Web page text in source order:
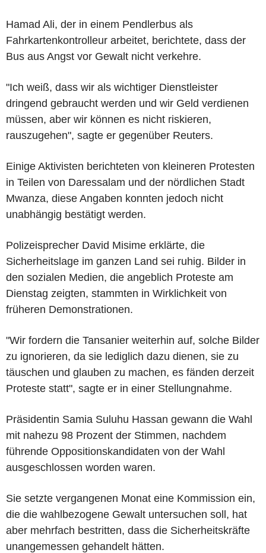
Hamad Ali, der in einem Pendlerbus als
Fahrkartenkontrolleur arbeitet, berichtete, dass der
Bus aus Angst vor Gewalt nicht verkehre.
"Ich weiß, dass wir als wichtiger Dienstleister
dringend gebraucht werden und wir Geld verdienen
müssen, aber wir können es nicht riskieren,
rauszugehen", sagte er gegenüber Reuters.
Einige Aktivisten berichteten von kleineren Protesten
in Teilen von Daressalam und der nördlichen Stadt
Mwanza, diese Angaben konnten jedoch nicht
unabhängig bestätigt werden.
Polizeisprecher David Misime erklärte, die
Sicherheitslage im ganzen Land sei ruhig. Bilder in
den sozialen Medien, die angeblich Proteste am
Dienstag zeigten, stammten in Wirklichkeit von
früheren Demonstrationen.
"Wir fordern die Tansanier weiterhin auf, solche Bilder
zu ignorieren, da sie lediglich dazu dienen, sie zu
täuschen und glauben zu machen, es fänden derzeit
Proteste statt", sagte er in einer Stellungnahme.
Präsidentin Samia Suluhu Hassan gewann die Wahl
mit nahezu 98 Prozent der Stimmen, nachdem
führende Oppositionskandidaten von der Wahl
ausgeschlossen worden waren.
Sie setzte vergangenen Monat eine Kommission ein,
die die wahlbezogene Gewalt untersuchen soll, hat
aber mehrfach bestritten, dass die Sicherheitskräfte
unangemessen gehandelt hätten.